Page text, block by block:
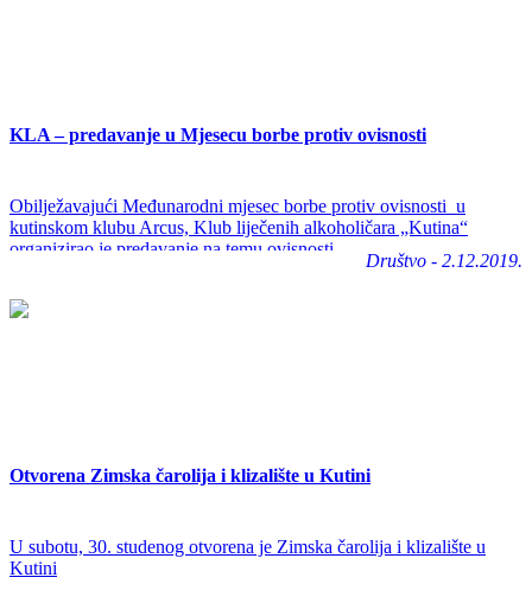
KLA – predavanje u Mjesecu borbe protiv ovisnosti
Obilježavajući Međunarodni mjesec borbe protiv ovisnosti u
kutinskom klubu Arcus, Klub liječenih alkoholičara „Kutina“
organizirao je predavanje na temu ovisnosti.
Društvo - 2.12.2019.
Otvorena Zimska čarolija i klizalište u Kutini
U subotu, 30. studenog otvorena je Zimska čarolija i klizalište u
Kutini